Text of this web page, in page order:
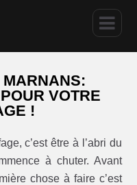
VOTRE
!
c’est être à l’abri du
à chuter. Avant
chose à faire c’est